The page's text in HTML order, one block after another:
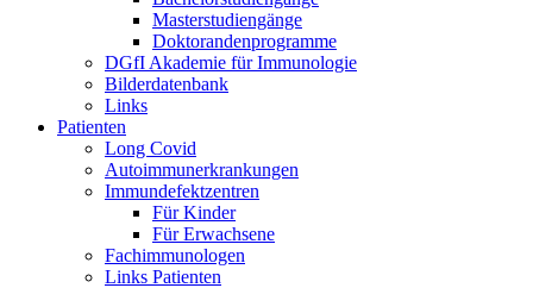
Masterstudiengänge
Doktorandenprogramme
DGfI Akademie für Immunologie
Bilderdatenbank
Links
Patienten
Long Covid
Autoimmunerkrankungen
Immundefektzentren
Für Kinder
Für Erwachsene
Fachimmunologen
Links Patienten